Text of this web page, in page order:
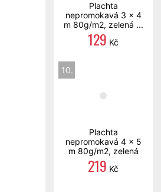
Plachta
nepromokavá 3 x 4
m 80g/m2, zelená ...
129 Kč
10.
Plachta
nepromokavá 4 x 5
m 80g/m2, zelená
219 Kč